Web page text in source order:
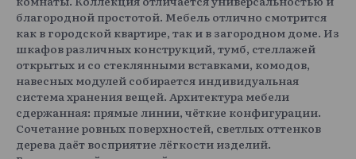
благородной простотой. Мебель отлично смотрится
как в городской квартире, так и в загородном доме. Из
шкафов различных конструкций, тумб, стеллажей
открытых и со стеклянными вставками, комодов,
навесных модулей собирается индивидуальная
система хранения вещей. Архитектура мебели
сдержанная: прямые линии, чёткие конфигурации.
Сочетание ровных поверхностей, светлых оттенков
дерева даёт восприятие лёгкости изделий.